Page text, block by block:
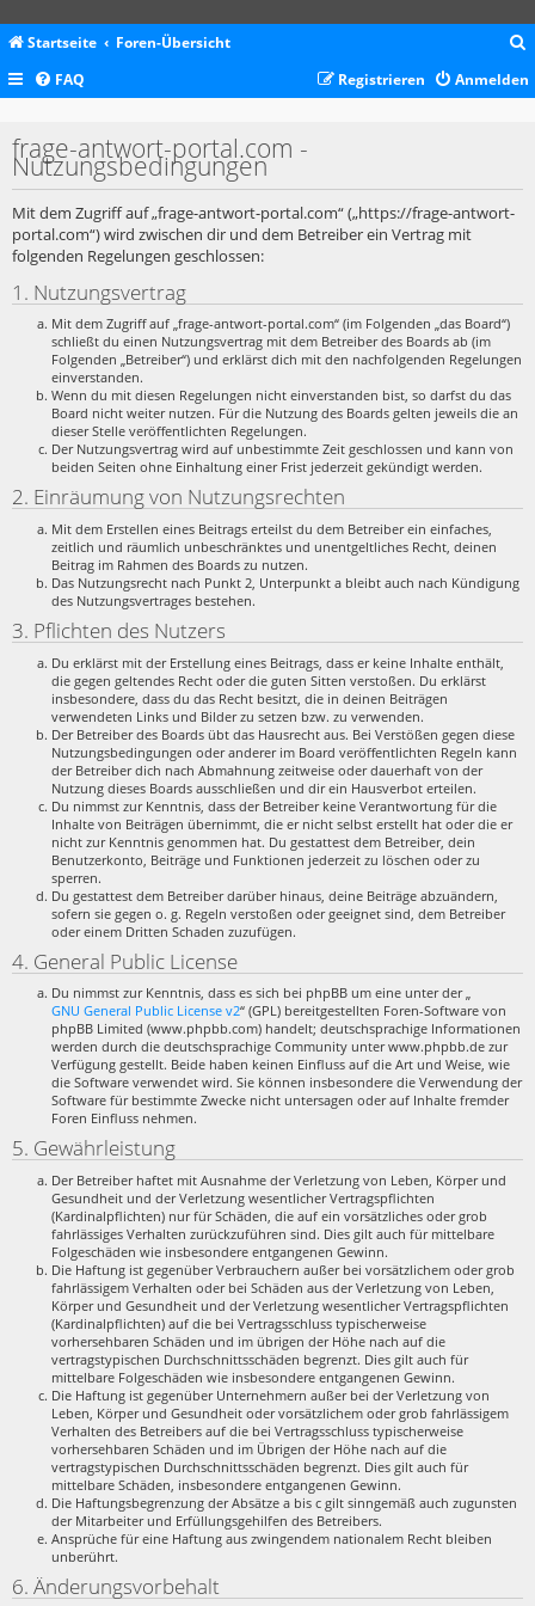
Startseite Foren-Übersicht
c
FAQ Anmelden
Registrieren
frage-antwort-portal.com -
Nutzungsbedingungen
Mit dem Zugriff auf „frage-antwort-portal.com“ („https://frage-antwort-
portal.com“) wird zwischen dir und dem Betreiber ein Vertrag mit
folgenden Regelungen geschlossen:
1. Nutzungsvertrag
Mit dem Zugriff auf „frage-antwort-portal.com“ (im Folgenden „das Board“)
schließt du einen Nutzungsvertrag mit dem Betreiber des Boards ab (im
Folgenden „Betreiber“) und erklärst dich mit den nachfolgenden Regelungen
einverstanden.
Wenn du mit diesen Regelungen nicht einverstanden bist, so darfst du das
Board nicht weiter nutzen. Für die Nutzung des Boards gelten jeweils die an
dieser Stelle veröffentlichten Regelungen.
Der Nutzungsvertrag wird auf unbestimmte Zeit geschlossen und kann von
beiden Seiten ohne Einhaltung einer Frist jederzeit gekündigt werden.
2. Einräumung von Nutzungsrechten
Mit dem Erstellen eines Beitrags erteilst du dem Betreiber ein einfaches,
zeitlich und räumlich unbeschränktes und unentgeltliches Recht, deinen
Beitrag im Rahmen des Boards zu nutzen.
Das Nutzungsrecht nach Punkt 2, Unterpunkt a bleibt auch nach Kündigung
des Nutzungsvertrages bestehen.
3. Pflichten des Nutzers
Du erklärst mit der Erstellung eines Beitrags, dass er keine Inhalte enthält,
die gegen geltendes Recht oder die guten Sitten verstoßen. Du erklärst
insbesondere, dass du das Recht besitzt, die in deinen Beiträgen
verwendeten Links und Bilder zu setzen bzw. zu verwenden.
Der Betreiber des Boards übt das Hausrecht aus. Bei Verstößen gegen diese
Nutzungsbedingungen oder anderer im Board veröffentlichten Regeln kann
der Betreiber dich nach Abmahnung zeitweise oder dauerhaft von der
Nutzung dieses Boards ausschließen und dir ein Hausverbot erteilen.
Du nimmst zur Kenntnis, dass der Betreiber keine Verantwortung für die
Inhalte von Beiträgen übernimmt, die er nicht selbst erstellt hat oder die er
nicht zur Kenntnis genommen hat. Du gestattest dem Betreiber, dein
Benutzerkonto, Beiträge und Funktionen jederzeit zu löschen oder zu
sperren.
Du gestattest dem Betreiber darüber hinaus, deine Beiträge abzuändern,
sofern sie gegen o. g. Regeln verstoßen oder geeignet sind, dem Betreiber
oder einem Dritten Schaden zuzufügen.
4. General Public License
Du nimmst zur Kenntnis, dass es sich bei phpBB um eine unter der „
GNU General Public License v2“ (GPL) bereitgestellten Foren-Software von
phpBB Limited (www.phpbb.com) handelt; deutschsprachige Informationen
werden durch die deutschsprachige Community unter www.phpbb.de zur
Verfügung gestellt. Beide haben keinen Einfluss auf die Art und Weise, wie
die Software verwendet wird. Sie können insbesondere die Verwendung der
Software für bestimmte Zwecke nicht untersagen oder auf Inhalte fremder
Foren Einfluss nehmen.
5. Gewährleistung
Der Betreiber haftet mit Ausnahme der Verletzung von Leben, Körper und
Gesundheit und der Verletzung wesentlicher Vertragspflichten
(Kardinalpflichten) nur für Schäden, die auf ein vorsätzliches oder grob
fahrlässiges Verhalten zurückzuführen sind. Dies gilt auch für mittelbare
Folgeschäden wie insbesondere entgangenen Gewinn.
Die Haftung ist gegenüber Verbrauchern außer bei vorsätzlichem oder grob
fahrlässigem Verhalten oder bei Schäden aus der Verletzung von Leben,
Körper und Gesundheit und der Verletzung wesentlicher Vertragspflichten
(Kardinalpflichten) auf die bei Vertragsschluss typischerweise
vorhersehbaren Schäden und im übrigen der Höhe nach auf die
vertragstypischen Durchschnittsschäden begrenzt. Dies gilt auch für
mittelbare Folgeschäden wie insbesondere entgangenen Gewinn.
Die Haftung ist gegenüber Unternehmern außer bei der Verletzung von
Leben, Körper und Gesundheit oder vorsätzlichem oder grob fahrlässigem
Verhalten des Betreibers auf die bei Vertragsschluss typischerweise
vorhersehbaren Schäden und im Übrigen der Höhe nach auf die
vertragstypischen Durchschnittsschäden begrenzt. Dies gilt auch für
mittelbare Schäden, insbesondere entgangenen Gewinn.
Die Haftungsbegrenzung der Absätze a bis c gilt sinngemäß auch zugunsten
der Mitarbeiter und Erfüllungsgehilfen des Betreibers.
Ansprüche für eine Haftung aus zwingendem nationalem Recht bleiben
unberührt.
6. Änderungsvorbehalt